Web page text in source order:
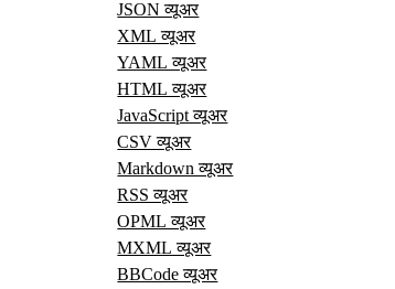
JSON व्यूअर
XML व्यूअर
YAML व्यूअर
HTML व्यूअर
JavaScript व्यूअर
CSV व्यूअर
Markdown व्यूअर
RSS व्यूअर
OPML व्यूअर
MXML व्यूअर
BBCode व्यूअर